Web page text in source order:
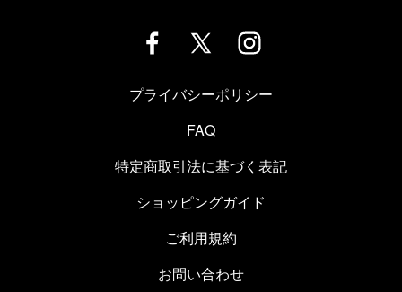
プライバシーポリシー
FAQ
特定商取引法に基づく表記
ショッピングガイド
ご利用規約
お問い合わせ